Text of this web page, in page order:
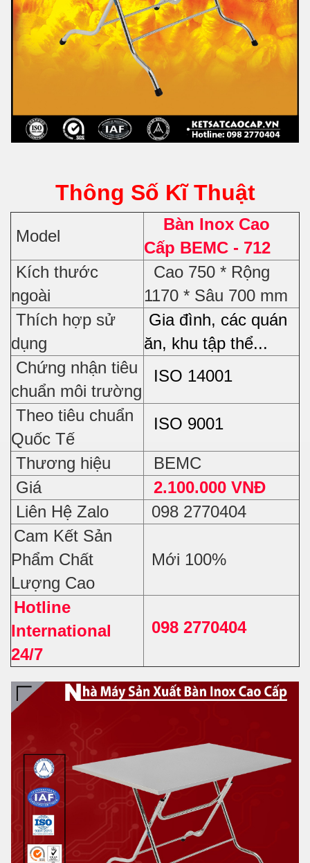
Thông Số Kĩ Thuật
Model
Bàn Inox Cao
Cấp BEMC - 712
Kích thước
ngoài
Cao 750 * Rộng
1170 * Sâu 700 mm
Thích hợp sử
dụng
Gia đình, các quán
ăn, khu tập thể...
Chứng nhận tiêu
chuẩn môi trường
ISO 14001
Theo tiêu chuẩn
Quốc Tế
ISO 9001
Thương hiệu
BEMC
Giá
2.100.000 VNĐ
Liên Hệ Zalo
098 2770404
Cam Kết Sản
Phẩm Chất
Lượng Cao
Mới 100%
Hotline
International
24/7
098 2770404